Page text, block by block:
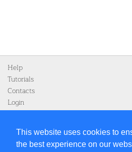
This website uses cookies to
the best experience on our
Help
Tutorials
Contacts
Login
Register